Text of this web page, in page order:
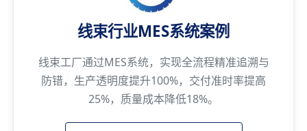
线束行业MES系统案例
线束工厂通过MES系统，实现全流程精准追溯与
防错，生产透明度提升100%，交付准时率提高
25%，质量成本降低18%。